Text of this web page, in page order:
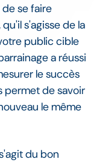
se faire
s'agisse de la
public cible
a réussi
le succès
permet de savoir
le même
du bon